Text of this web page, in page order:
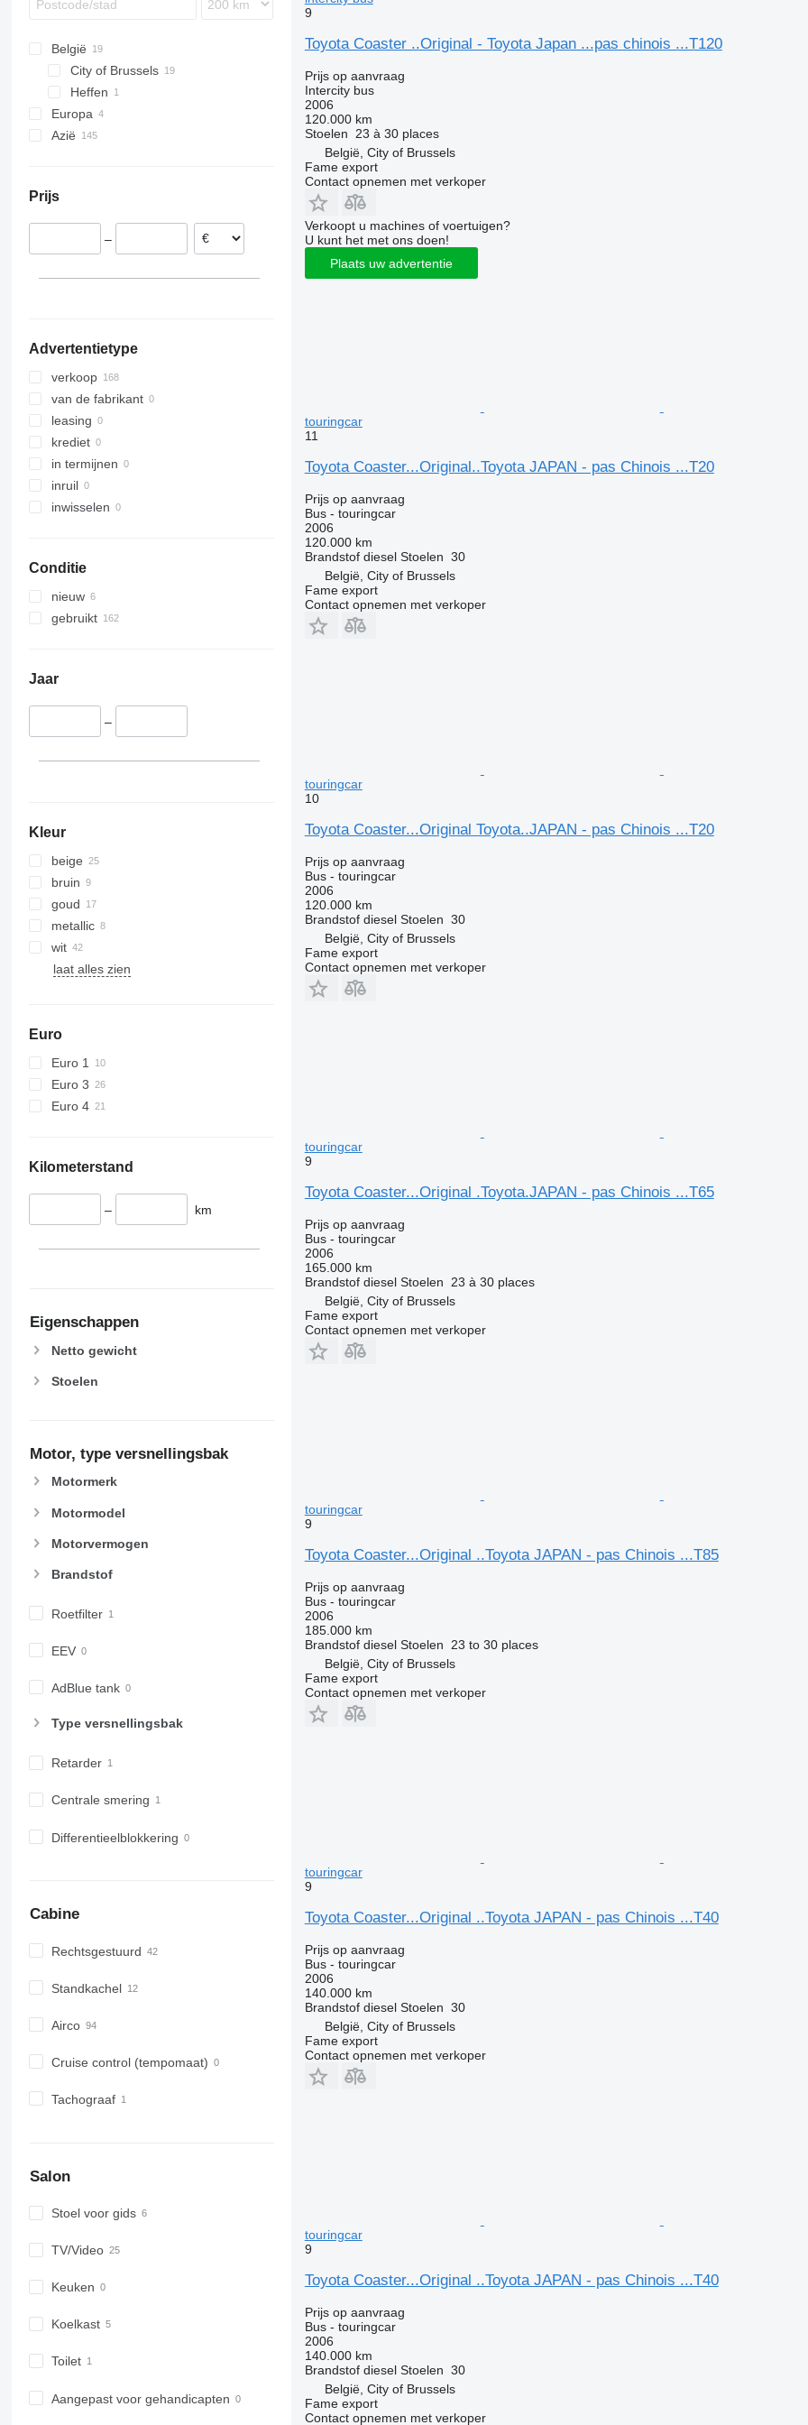
Wing
Sprinter
Tourismo
Travego
Vario
Vest
A-series
BM
Carrus
PL
S-series
België
City of Brussels
Heffen
Europa
Portugal
Azië
Prijs
–
Advertentietype
verkoop
van de fabrikant
leasing
krediet
in termijnen
inruil
inwisselen
Conditie
nieuw
gebruikt
Jaar
–
Kleur
beige
bruin
goud
metallic
wit
laat alles zien
Euro
Euro 1
Euro 3
Euro 4
Kilometerstand
– km
Eigenschappen
Netto gewicht
Stoelen
Motor, type versnellingsbak
Motormerk
Motormodel
Motorvermogen
Brandstof
Roetfilter
EEV
AdBlue tank
Type versnellingsbak
Retarder
Centrale smering
Differentieelblokkering
Cabine
Rechtsgestuurd
Standkachel
Airco
Cruise control (tempomaat)
Tachograaf
Salon
Stoel voor gids
TV/Video
Keuken
Koelkast
Toilet
Aangepast voor gehandicapten
9
Toyota Coaster ..Original - Toyota Japan ...pas chinois ...T120
Prijs op aanvraag
Intercity bus
2006
120.000 km
Stoelen
23 à 30 places
België, City of Brussels
Fame export
Contact opnemen met verkoper
Verkoopt u machines of voertuigen?
U kunt het met ons doen!
Plaats uw advertentie
touringcar
11
Toyota Coaster...Original..Toyota JAPAN - pas Chinois ...T20
Prijs op aanvraag
Bus - touringcar
2006
120.000 km
Brandstof diesel Stoelen 30
België, City of Brussels
Fame export
Contact opnemen met verkoper
touringcar
10
Toyota Coaster...Original Toyota..JAPAN - pas Chinois ...T20
Prijs op aanvraag
Bus - touringcar
2006
120.000 km
Brandstof diesel Stoelen 30
België, City of Brussels
Fame export
Contact opnemen met verkoper
touringcar
9
Toyota Coaster...Original .Toyota.JAPAN - pas Chinois ...T65
Prijs op aanvraag
Bus - touringcar
2006
165.000 km
Brandstof diesel Stoelen
23 à 30 places
België, City of Brussels
Fame export
Contact opnemen met verkoper
touringcar
9
Toyota Coaster...Original ..Toyota JAPAN - pas Chinois ...T85
Prijs op aanvraag
Bus - touringcar
2006
185.000 km
Brandstof diesel Stoelen
23 to 30 places
België, City of Brussels
Fame export
Contact opnemen met verkoper
touringcar
9
Toyota Coaster...Original ..Toyota JAPAN - pas Chinois ...T40
Prijs op aanvraag
Bus - touringcar
2006
140.000 km
Brandstof diesel Stoelen 30
België, City of Brussels
Fame export
Contact opnemen met verkoper
touringcar
9
Toyota Coaster...Original ..Toyota JAPAN - pas Chinois ...T40
Prijs op aanvraag
Bus - touringcar
2006
140.000 km
Brandstof diesel Stoelen 30
België, City of Brussels
Fame export
Contact opnemen met verkoper